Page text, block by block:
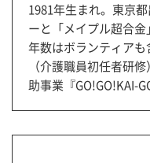
1981年生まれ。東京
ーと「メイプル超合
年数はボランティア
（介護職員初任者研
助事業『GO!GO!KAI-